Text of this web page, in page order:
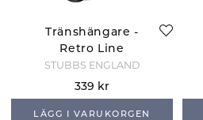
Tränshängare -
Retro Line
STUBBS ENGLAND
339 kr
LÄGG I VARUKORGEN